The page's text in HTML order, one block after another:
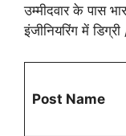
उम्मीदवार के पास
इंजीनियरिंग में डिग्री
Post Name